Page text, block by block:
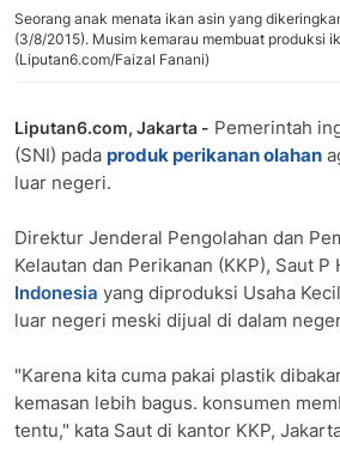
Seorang anak menata ikan asin yang
(3/8/2015). Musim kemarau membuat produksi
(Liputan6.com/Faizal Fanani)
Liputan6.com, Jakarta - Pemerintah
(SNI) pada produk perikanan olahan
luar negeri.
Direktur Jenderal Pengolahan dan
Kelautan dan Perikanan (KKP), Saut
Indonesia yang diproduksi Usaha
luar negeri meski dijual di dalam
"Karena kita cuma pakai plastik
kemasan lebih bagus. konsumen
tentu," kata Saut di kantor KKP,